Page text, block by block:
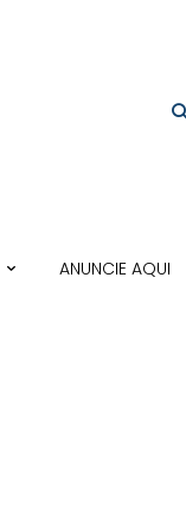
ANUNCIE AQUI